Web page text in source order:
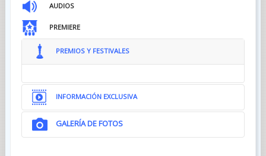
AUDIOS
PREMIERE
PREMIOS Y FESTIVALES
INFORMACIÓN EXCLUSIVA
GALERÍA DE FOTOS